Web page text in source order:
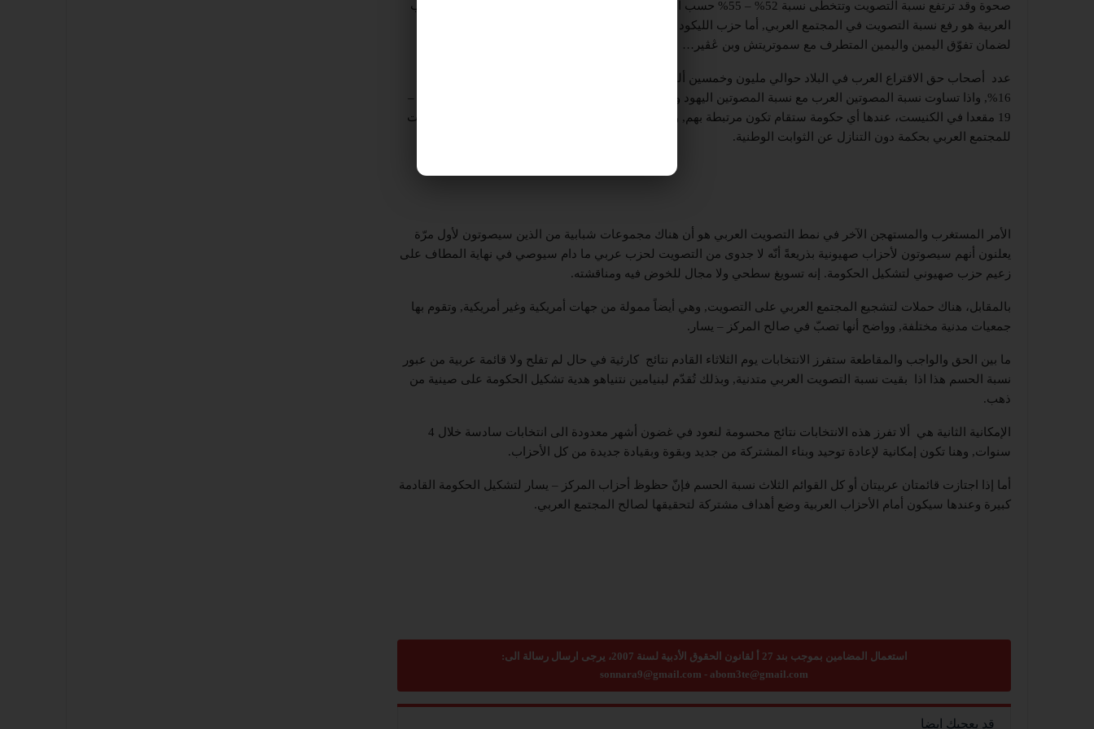
صحوة وقد ترتفع نسبة التصويت وتتخطّى نسبة 52% – 55% حسب الاستطلاعات الأخيرة. التحدي الأكبر اليوم أمام الأحزاب
العربية هو رفع نسبة التصويت في المجتمع العربي, أما حزب الليكود ونتنياهو فإن إستراتيجيتهما هي تنويم الصوت العربي
لضمان تفوّق اليمين واليمين المتطرف مع سموتريتش وبن ڠڤير…
16%, واذا تساوت نسبة المصوتين العرب مع نسبة المصوتين اليهود وصبّت كلها في صالح الأحزاب العربية فإنها تساوي 18 –
19 مقعدا في الكنيست، عندها أي حكومة ستقام تكون مرتبطة بهم, وإذا أتقن هؤلاء اللعبة السياسية يمكن تحقيق الإنجازات
للمجتمع العربي بحكمة دون التنازل عن الثوابت الوطنية.
الأمر المستغرب والمستهجن الآخر في نمط التصويت العربي هو أن هناك مجموعات شبابية من الذين سيصوتون لأول مرّة
يعلنون أنهم سيصوتون لأحزاب صهيونية بذريعةً أنّه لا جدوى من التصويت لحزب عربي ما دام سيوصي في نهاية المطاف على
زعيم حزب صهيوني لتشكيل الحكومة. إنه تسويغ سطحي ولا مجال للخوض فيه ومناقشته.
بالمقابل، هناك حملات لتشجيع المجتمع العربي على التصويت, وهي أيضاً ممولة من جهات أمريكية وغير أمريكية, وتقوم بها
جمعيات مدنية مختلفة, وواضح أنها تصبّ في صالح المركز – يسار.
ما بين الحق والواجب والمقاطعة ستفرز الانتخابات يوم الثلاثاء القادم نتائج كارثية في حال لم تفلح ولا قائمة عربية من عبور
نسبة الحسم هذا اذا بقيت نسبة التصويت العربي متدنية, وبذلك تُقدّم لبنيامين نتنياهو هدية تشكيل الحكومة على صينية من
ذهب.
الإمكانية الثانية هي ألا تفرز هذه الانتخابات نتائج محسومة لنعود في غضون أشهر معدودة الى انتخابات سادسة خلال 4
سنوات, وهنا تكون إمكانية لإعادة توحيد وبناء المشتركة من جديد وبقوة وبقيادة جديدة من كل الأحزاب.
أما إذا اجتازت قائمتان عربيتان أو كل القوائم الثلاث نسبة الحسم فإنّ حظوظ أحزاب المركز – يسار لتشكيل الحكومة القادمة
كبيرة وعندها سيكون أمام الأحزاب العربية وضع أهداف مشتركة لتحقيقها لصالح المجتمع العربي.
استعمال المضامين بموجب بند 27 أ لقانون الحقوق الأدبية لسنة 2007، يرجى ارسال رسالة الى:
sonnara9@gmail.com - abom3te@gmail.com
قد يعجبك ايضا